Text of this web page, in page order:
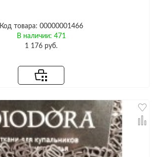
Код товара: 00000001466
В наличии: 471
1 176 руб.